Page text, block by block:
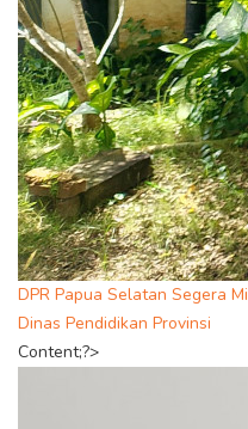
DPR Papua Selatan Segera
Dinas Pendidikan Provinsi
Content;?>